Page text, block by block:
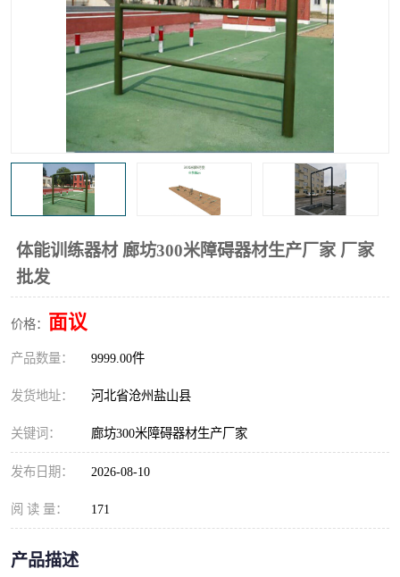
体能训练器材 廊坊300米障碍器材生产厂家 厂家
批发
价格： 面议
产品数量： 9999.00件
发货地址： 河北省沧州盐山县
关键词： 廊坊300米障碍器材生产厂家
发布日期： 2026-08-10
阅 读 量： 171
产品描述